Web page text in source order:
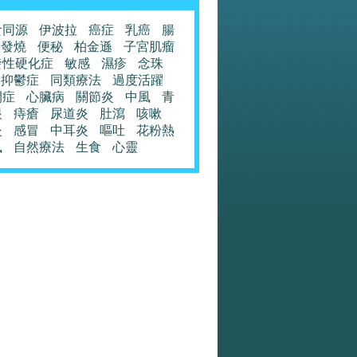
源 伊波拉 癌症 乳癌
腸
發燒
便秘 柏金遜
子宮肌瘤
硬化症
敏感 濕疹
念珠
抑鬱症
同類療法
過度活躍
心臟病 關節炎 中風
青
痔瘡 尿道炎 肚瀉
咳嗽
感冒 中耳炎 嘔吐
花粉熱
自然療法 生食 心靈